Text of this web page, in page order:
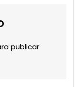
publicar